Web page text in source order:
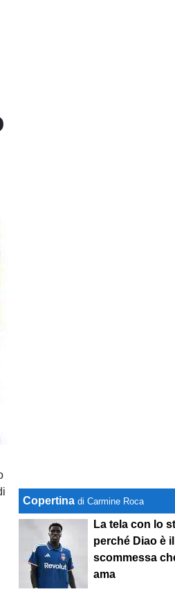
Copertina di Carmine Roca
La tela con lo
perché Diao è
scommessa
ama